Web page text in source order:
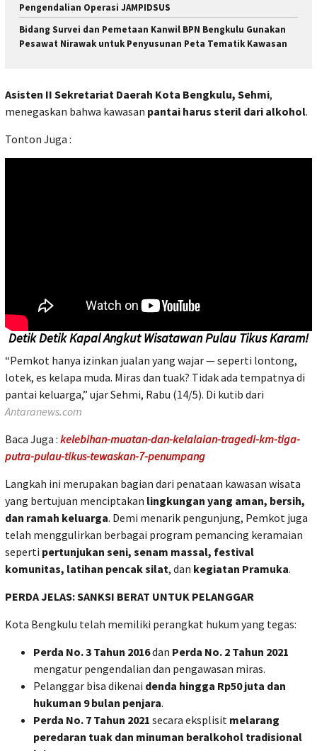
Pengendalian Operasi JAMPIDSUS
Bidang Survei dan Pemetaan Kanwil BPN Bengkulu Gunakan
Pesawat Nirawak untuk Penyusunan Peta Tematik Kawasan
Asisten II Sekretariat Daerah Kota Bengkulu, Sehmi,
menegaskan bahwa kawasan pantai harus steril dari alkohol.
Tonton Juga :
Detik Detik Kapal Angkut Wisatawan Pulau Tikus Karam!
“Pemkot hanya izinkan jualan yang wajar — seperti lontong,
lotek, es kelapa muda. Miras dan tuak? Tidak ada tempatnya di
pantai keluarga,” ujar Sehmi, Rabu (14/5). Di kutib dari
Antaranews.com
Baca Juga : kelebihan-muatan-dan-kelalaian-tragedi-km-tiga-
putra-pulau-tikus-tewaskan-7-penumpang
Langkah ini merupakan bagian dari penataan kawasan wisata
yang bertujuan menciptakan lingkungan yang aman, bersih,
dan ramah keluarga. Demi menarik pengunjung, Pemkot juga
telah menggulirkan berbagai program pemancing keramaian
seperti pertunjukan seni, senam massal, festival
komunitas, latihan pencak silat, dan kegiatan Pramuka.
PERDA JELAS: SANKSI BERAT UNTUK PELANGGAR
Kota Bengkulu telah memiliki perangkat hukum yang tegas:
Perda No. 3 Tahun 2016dan Perda No. 2 Tahun 2021
mengatur pengendalian dan pengawasan miras.
Pelanggar bisa dikenai denda hingga Rp50 juta dan
hukuman 9 bulan penjara.
Perda No. 7 Tahun 2021 secara eksplisit melarang
peredaran tuak dan minuman beralkohol tradisional